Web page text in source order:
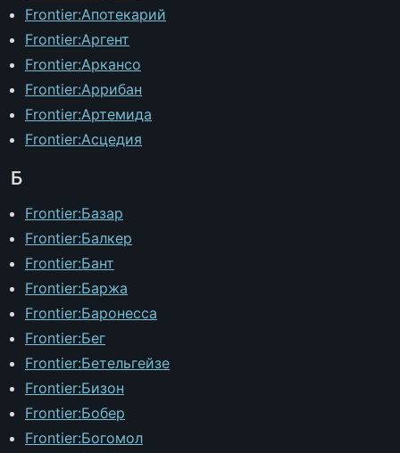
Frontier:Апотекарий
Frontier:Аргент
Frontier:Аркансо
Frontier:Аррибан
Frontier:Артемида
Frontier:Асцедия
Б
Frontier:Базар
Frontier:Балкер
Frontier:Бант
Frontier:Баржа
Frontier:Баронесса
Frontier:Бег
Frontier:Бетельгейзе
Frontier:Бизон
Frontier:Бобер
Frontier:Богомол